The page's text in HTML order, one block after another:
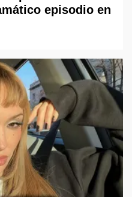
episodio en